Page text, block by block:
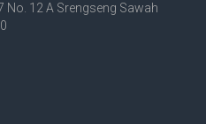
No. 12 A Srengseng Sawah